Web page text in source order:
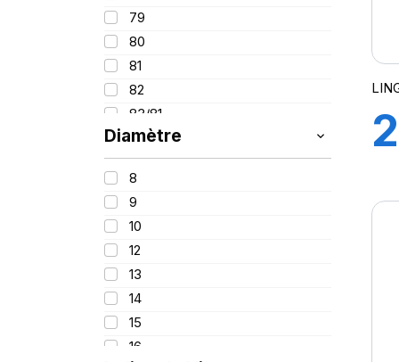
215
225
235
245
255
265
275
295
315
445
100
79
80
81
82
83/81
84
86
87
88
88/86
89
90
91
92
Diamètre
8
9
10
12
13
14
15
16